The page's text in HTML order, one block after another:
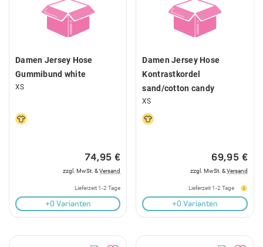
Damen Jersey Hose
Gummibund white
XS
74,95 €
zzgl. MwSt. &Versand
Lieferzeit 1-2 Tage
+0 Varianten
Damen Jersey Hose
Kontrastkordel
sand/cotton candy
XS
69,95 €
zzgl. MwSt. &Versand
Lieferzeit 1-2 Tage
+0 Varianten